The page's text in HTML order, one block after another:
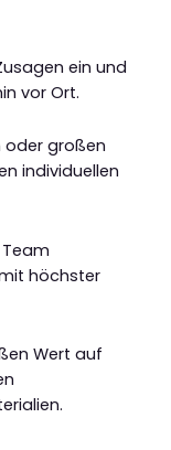
ein und
vor Ort.
oder großen
individuellen
höchster
Wert auf